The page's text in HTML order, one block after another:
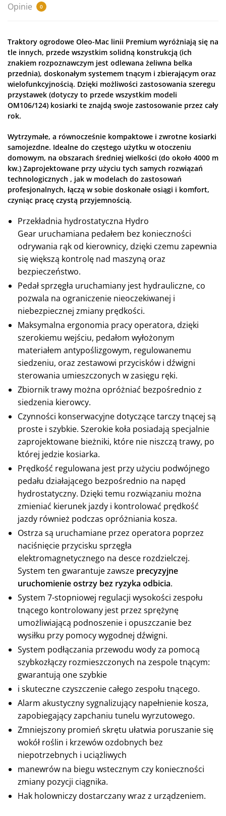
Opinie 0
Traktory ogrodowe Oleo-Mac linii Premium wyróżniają się na
tle innych, przede wszystkim solidną konstrukcją (ich
znakiem rozpoznawczym jest odlewana żeliwna belka
przednia), doskonałym systemem tnącym i zbierającym oraz
wielofunkcyjnością. Dzięki możliwości zastosowania szeregu
przystawek (dotyczy to przede wszystkim modeli
OM106/124) kosiarki te znajdą swoje zastosowanie przez cały
rok.
Wytrzymałe, a równocześnie kompaktowe i zwrotne kosiarki
samojezdne. Idealne do częstego użytku w otoczeniu
domowym, na obszarach średniej wielkości (do około 4000 m
kw.) Zaprojektowane przy użyciu tych samych rozwiązań
technologicznych , jak w modelach do zastosowań
profesjonalnych, łączą w sobie doskonałe osiągi i komfort,
czyniąc pracę czystą przyjemnością.
Przekładnia hydrostatyczna Hydro
Gear uruchamiana pedałem bez konieczności
odrywania rąk od kierownicy, dzięki czemu zapewnia
się większą kontrolę nad maszyną oraz
bezpieczeństwo.
Pedał sprzęgła uruchamiany jest hydrauliczne, co
pozwala na ograniczenie nieoczekiwanej i
niebezpiecznej zmiany prędkości.
Maksymalna ergonomia pracy operatora, dzięki
szerokiemu wejściu, pedałom wyłożonym
materiałem antypoślizgowym, regulowanemu
siedzeniu, oraz zestawowi przycisków i dźwigni
sterowania umieszczonych w zasięgu ręki.
Zbiornik trawy można opróżniać bezpośrednio z
siedzenia kierowcy.
Czynności konserwacyjne dotyczące tarczy tnącej są
proste i szybkie. Szerokie koła posiadają specjalnie
zaprojektowane bieżniki, które nie niszczą trawy, po
której jedzie kosiarka.
Prędkość regulowana jest przy użyciu podwójnego
pedału działającego bezpośrednio na napęd
hydrostatyczny. Dzięki temu rozwiązaniu można
zmieniać kierunek jazdy i kontrolować prędkość
jazdy również podczas opróżniania kosza.
Ostrza są uruchamiane przez operatora poprzez
naciśnięcie przycisku sprzęgła
elektromagnetycznego na desce rozdzielczej.
System ten gwarantuje zawsze precyzyjne
uruchomienie ostrzy bez ryzyka odbicia.
System 7-stopniowej regulacji wysokości zespołu
tnącego kontrolowany jest przez sprężynę
umożliwiającą podnoszenie i opuszczanie bez
wysiłku przy pomocy wygodnej dźwigni.
System podłączania przewodu wody za pomocą
szybkozłączy rozmieszczonych na zespole tnącym:
gwarantują one szybkie
i skuteczne czyszczenie całego zespołu tnącego.
Alarm akustyczny sygnalizujący napełnienie kosza,
zapobiegający zapchaniu tunelu wyrzutowego.
Zmniejszony promień skrętu ułatwia poruszanie się
wokół roślin i krzewów ozdobnych bez
niepotrzebnych i uciążliwych
manewrów na biegu wstecznym czy konieczności
zmiany pozycji ciągnika.
Hak holowniczy dostarczany wraz z urządzeniem.